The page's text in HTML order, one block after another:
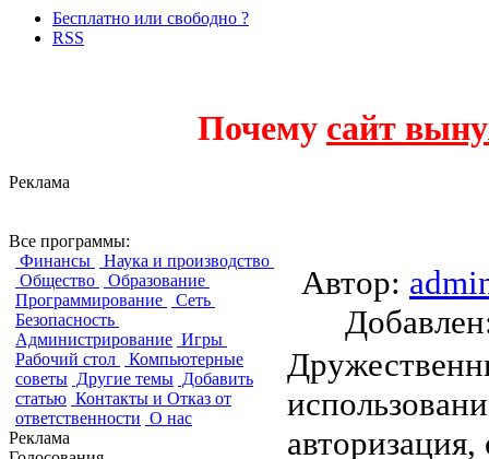
Бесплатно или свободно ?
RSS
Почему сайт
Реклама
Все программы:
Финансы
Наука и производство
Общество
Образование
Программирование
Сеть
Безопасность
Администрирование Игры
Рабочий стол
Компьютерные
советы Другие темы Добавить
статью Контакты и Отказ от
ответственности О нас
Реклама
Автор: